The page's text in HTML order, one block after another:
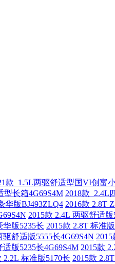
款 1.5L两驱舒适型国VI创富
型长箱4G69S4M 2018款 2.4L
华版BJ493ZLQ4 2016款 2.8T
2015款 2.4L 两驱舒适
华版5235长 2015款 2.8T 标准
驱舒适版5555长4G69S4N
版5235长4G69S4M 2015款
2.2L 标准版5170长 2015款